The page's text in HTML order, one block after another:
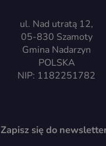
ul. Nad utratą 12,
05-830 Szamoty
Gmina Nadarzyn
POLSKA
NIP: 1182251782
Zapisz się do